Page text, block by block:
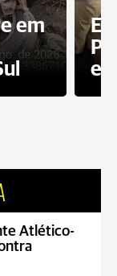
em
Atlético-